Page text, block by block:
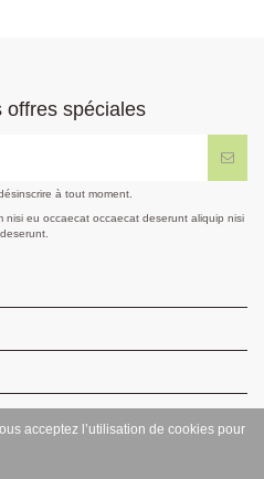
offres spéciales
à tout moment.
nisi eu occaecat occaecat deserunt aliquip nisi
acceptez l’utilisation de cookies pour